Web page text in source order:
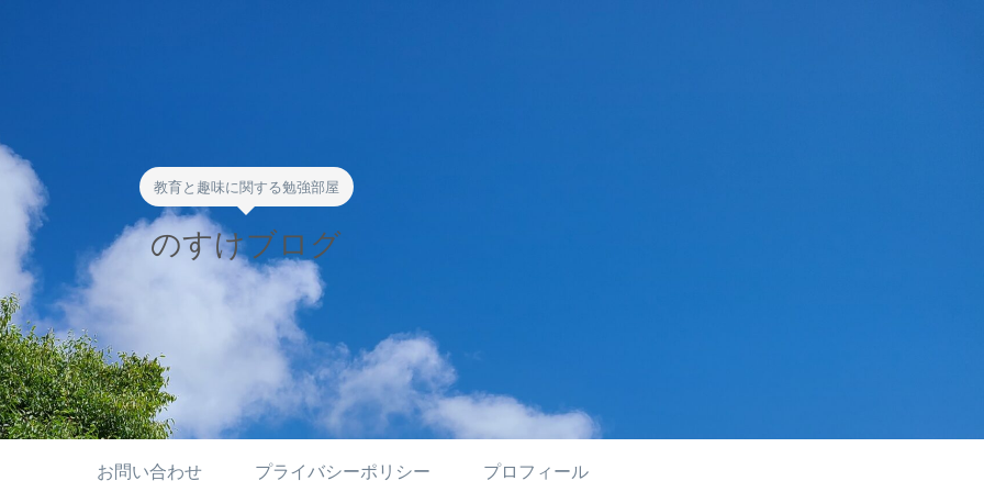
教育と趣味に関する勉強部屋
のすけブログ
お問い合わせ プライバシーポリシー プロフィール